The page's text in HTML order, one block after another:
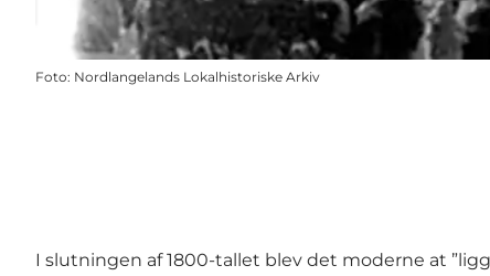
Foto: Nordlangelands Lokalhistoriske Arkiv
I slutningen af 1800-tallet blev det moderne at